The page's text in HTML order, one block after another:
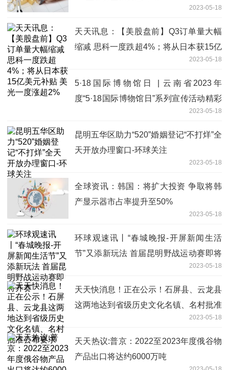
2023-05-18
天天讯息：【美股盘前】Q3订单量大幅
缩减 思科一度跌超4%；将从日本获15亿
2023-05-18
5·18国际博物馆日 | 云南省2023年
度“5·18国际博物馆日”系列宣传活动精彩
2023-05-18
昆明五华区助力“520”婚姻登记“不打烊”全
天开放办理窗口-环球关注
2023-05-18
全球资讯：韩国：将扩大投资 争取将韩
产显示器市占率提升至50%
2023-05-18
环球观速讯丨“春城晚报-开屏新闻生活
节”又添新玩法 首届昆明野战运动赛即将
2023-05-18
天天快消息！正在公示！石屏县、云龙县
这两地达到省级历史文化名镇、名村批准
2023-05-18
天天热议:普京：2022至2023年度俄谷物
产品出口将达约6000万吨